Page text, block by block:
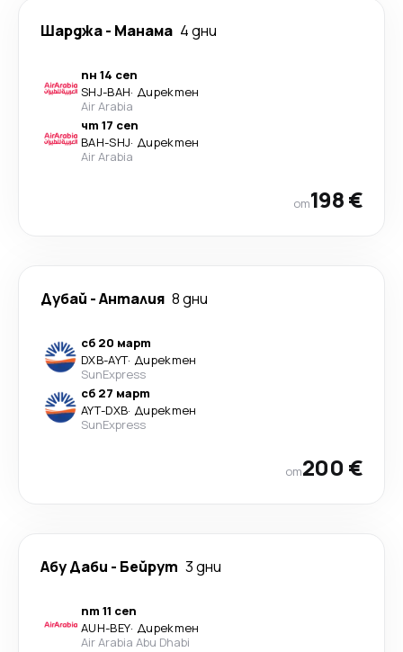
Шарджа- Манама 4 дни
пн 14 сеп
SHJ-BAH· Директен
Air Arabia
чт 17 сеп
BAH-SHJ· Директен
Air Arabia
от198 €
Дубай -Анталия 8 дни
сб 20 март
DXB-AYT· Директен
SunExpress
сб 27 март
AYT-DXB· Директен
SunExpress
от200 €
Абу Даби - Бейрут 3 дни
пт 11 сеп
AUH-BEY· Директен
Air Arabia Abu Dhabi